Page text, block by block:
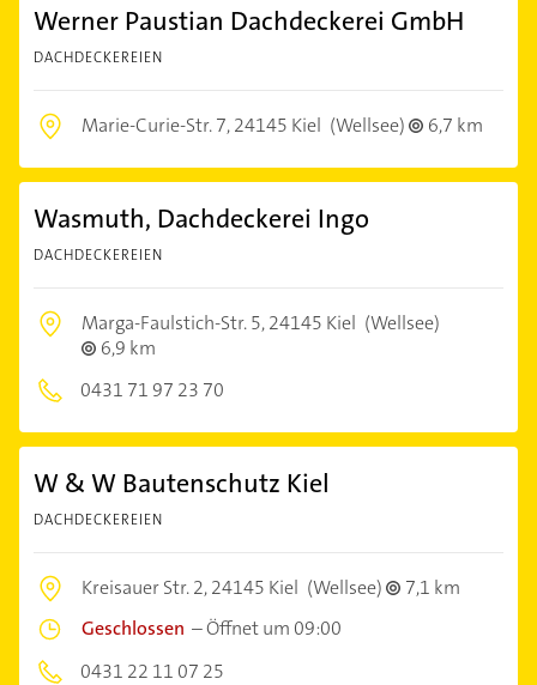
Werner Paustian Dachdeckerei GmbH
DACHDECKEREIEN
Marie-Curie-Str. 7,24145 Kiel (Wellsee) 6,7 km
Wasmuth, Dachdeckerei Ingo
DACHDECKEREIEN
Marga-Faulstich-Str. 5,24145 Kiel (Wellsee)
6,9 km
0431 71 97 23 70
W & W Bautenschutz Kiel
DACHDECKEREIEN
Kreisauer Str. 2,24145 Kiel (Wellsee)
7,1 km
Geschlossen –Öffnet um 09:00
0431 22 11 07 25